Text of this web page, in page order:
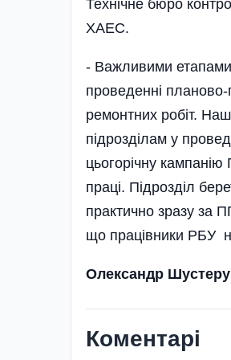
Технічне бюро
ХАЕС.
- Важливими етапами
проведенні планово-
ремонтних робіт.
підрозділам у
цьогорічну кампанію
праці. Підрозділ
практично зразу за
що працівники РБУ
Олександр
Коментарі